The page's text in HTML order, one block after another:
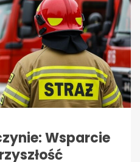
Wsparcie